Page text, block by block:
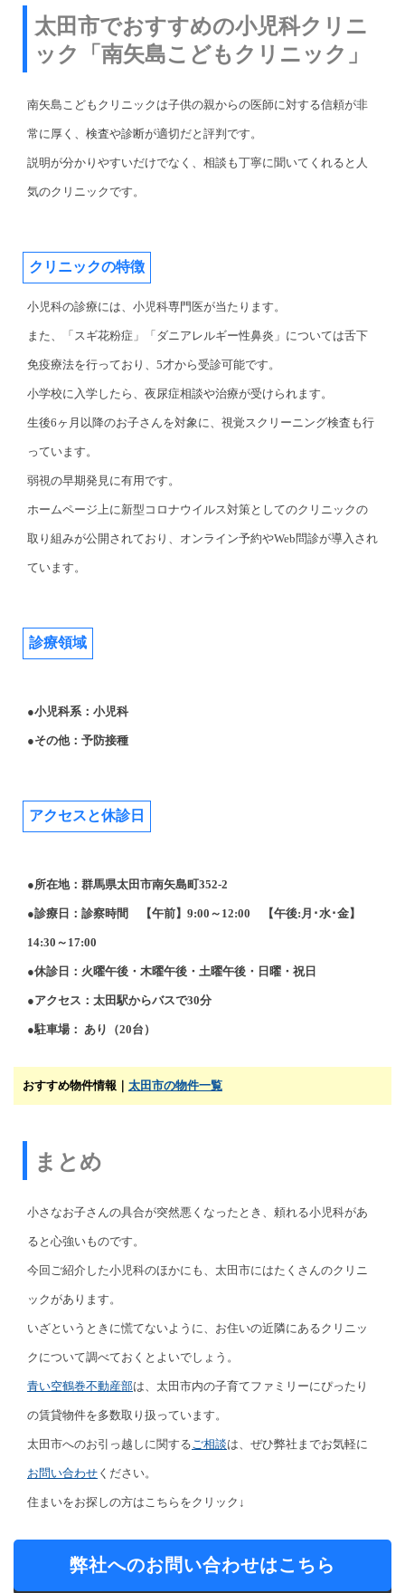
太田市でおすすめの小児科クリニ
ック「南矢島こどもクリニック」
南矢島こどもクリニックは子供の親からの医師に対する信頼が非
常に厚く、検査や診断が適切だと評判です。
説明が分かりやすいだけでなく、相談も丁寧に聞いてくれると人
気のクリニックです。
クリニックの特徴
小児科の診療には、小児科専門医が当たります。
また、「スギ花粉症」「ダニアレルギー性鼻炎」については舌下
免疫療法を行っており、5才から受診可能です。
小学校に入学したら、夜尿症相談や治療が受けられます。
生後6ヶ月以降のお子さんを対象に、視覚スクリーニング検査も行
っています。
弱視の早期発見に有用です。
ホームページ上に新型コロナウイルス対策としてのクリニックの
取り組みが公開されており、オンライン予約やWeb問診が導入され
ています。
診療領域
●小児科系：小児科
●その他：予防接種
アクセスと休診日
●所在地：群馬県太田市南矢島町352-2
●診療日：診察時間 【午前】9:00～12:00 【午後:月･水･金】
14:30～17:00
●休診日：火曜午後・木曜午後・土曜午後・日曜・祝日
●アクセス：太田駅からバスで30分
●駐車場： あり（20台）
おすすめ物件情報｜ 太田市の物件一覧
まとめ
小さなお子さんの具合が突然悪くなったとき、頼れる小児科があ
ると心強いものです。
今回ご紹介した小児科のほかにも、太田市にはたくさんのクリニ
ックがあります。
いざというときに慌てないように、お住いの近隣にあるクリニッ
クについて調べておくとよいでしょう。
青い空鶴巻不動産部は、太田市内の子育てファミリーにぴったり
の賃貸物件を多数取り扱っています。
太田市へのお引っ越しに関する ご相談は、ぜひ弊社までお気軽に
お問い合わせ ください。
住まいをお探しの方はこちらをクリック↓
弊社へのお問い合わせはこちら